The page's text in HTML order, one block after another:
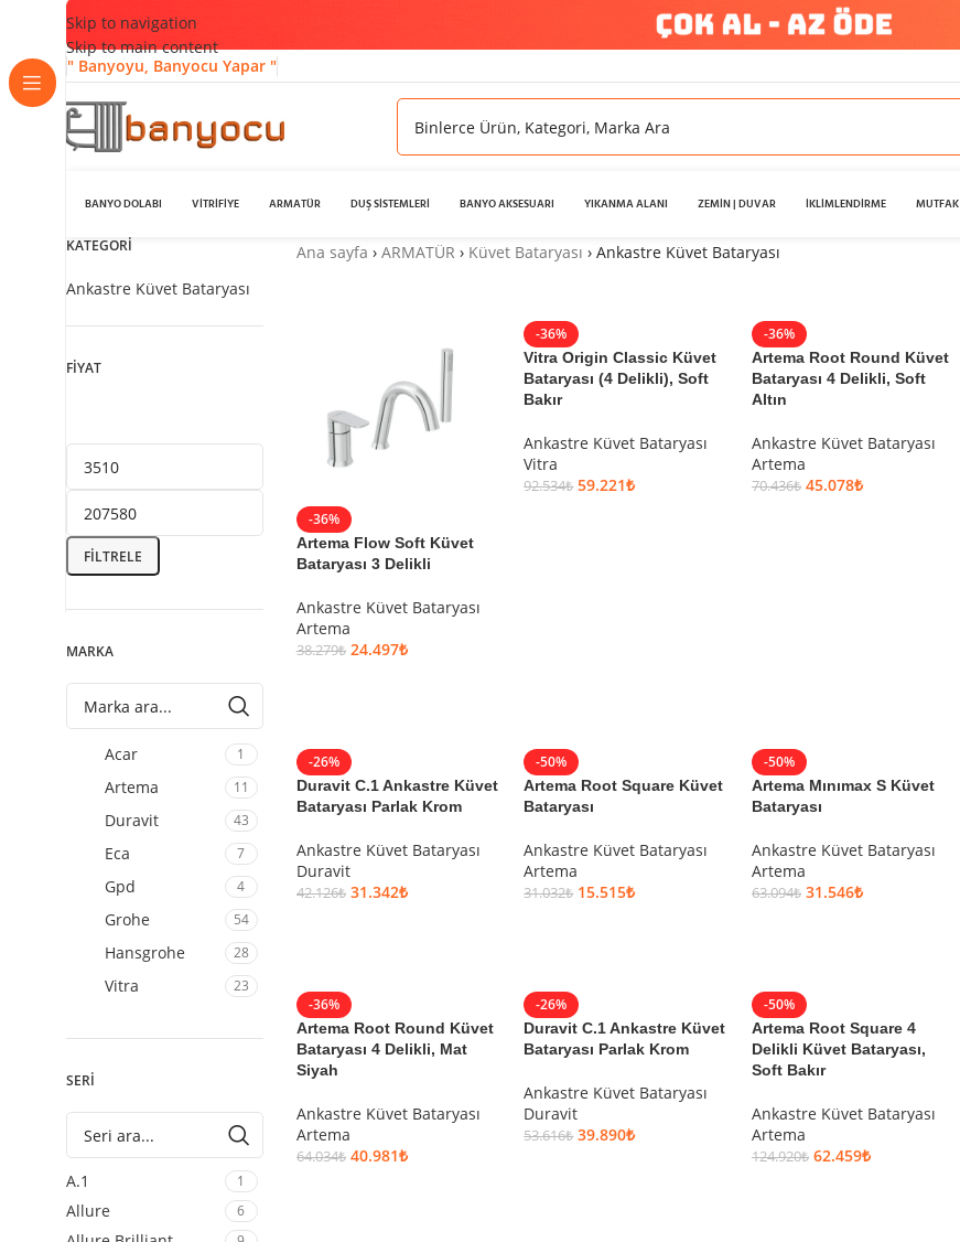
Skip to navigation
Skip to main content
" Banyoyu, Banyocu Yapar "
BANYO DOLABI VİTRİFİYE ARMATÜR DUŞ SİSTEMLERİ BANYO AKSESUARI YIKANMA ALANI ZEMİN | DUVAR İKLİMLENDİRME MUTFAK
KATEGORİ
Ankastre Küvet Bataryası
FİYAT
FILTRELE
MARKA
Acar 1
Artema 11
Duravit 43
Eca 7
Gpd 4
Grohe 54
Hansgrohe 28
Vitra 23
SERİ
A.1 1
Allure 6
Ana sayfa › ARMATÜR › Küvet Bataryası › Ankastre Küvet Bataryası
-36%
Artema Flow Soft Küvet
Bataryası 3 Delikli
Ankastre Küvet Bataryası
Artema
38.279₺ 24.497₺
-36%
Vitra Origin Classic Küvet
Bataryası (4 Delikli), Soft
Bakır
Ankastre Küvet Bataryası
Vitra
92.534₺ 59.221₺
-36%
Artema Root Round Küvet
Bataryası 4 Delikli, Soft
Altın
Ankastre Küvet Bataryası
Artema
70.436₺ 45.078₺
-26%
Duravit C.1 Ankastre Küvet
Bataryası Parlak Krom
Ankastre Küvet Bataryası
Duravit
42.126₺ 31.342₺
-50%
Artema Root Square Küvet
Bataryası
Ankastre Küvet Bataryası
Artema
31.032₺ 15.515₺
-50%
Artema Mınımax S Küvet
Bataryası
Ankastre Küvet Bataryası
Artema
63.094₺ 31.546₺
-36%
Artema Root Round Küvet
Bataryası 4 Delikli, Mat
Siyah
Ankastre Küvet Bataryası
Artema
64.034₺ 40.981₺
-26%
Duravit C.1 Ankastre Küvet
Bataryası Parlak Krom
Ankastre Küvet Bataryası
Duravit
53.616₺ 39.890₺
-50%
Artema Root Square 4
Delikli Küvet Bataryası,
Soft Bakır
Ankastre Küvet Bataryası
Artema
124.920₺ 62.459₺